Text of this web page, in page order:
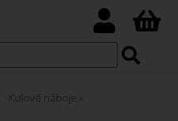
Kulové náboje